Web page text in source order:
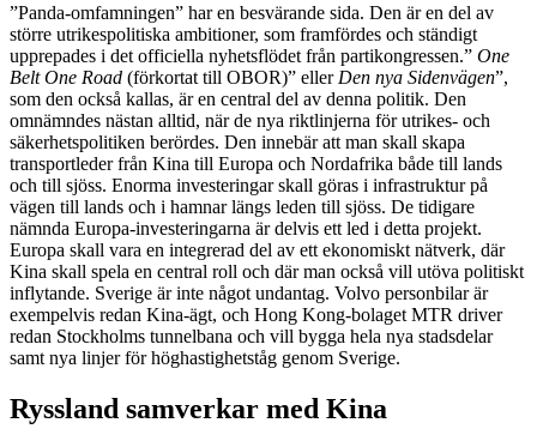
”Panda-omfamningen” har en besvärande sida. Den är en del av
större utrikespolitiska ambitioner, som framfördes och ständigt
upprepades i det officiella nyhetsflödet från partikongressen.” One
Belt One Road (förkortat till OBOR)” eller Den nya Sidenvägen”,
som den också kallas, är en central del av denna politik. Den
omnämndes nästan alltid, när de nya riktlinjerna för utrikes- och
säkerhetspolitiken berördes. Den innebär att man skall skapa
transportleder från Kina till Europa och Nordafrika både till lands
och till sjöss. Enorma investeringar skall göras i infrastruktur på
vägen till lands och i hamnar längs leden till sjöss. De tidigare
nämnda Europa-investeringarna är delvis ett led i detta projekt.
Europa skall vara en integrerad del av ett ekonomiskt nätverk, där
Kina skall spela en central roll och där man också vill utöva politiskt
inflytande. Sverige är inte något undantag. Volvo personbilar är
exempelvis redan Kina-ägt, och Hong Kong-bolaget MTR driver
redan Stockholms tunnelbana och vill bygga hela nya stadsdelar
samt nya linjer för höghastighetståg genom Sverige.
Ryssland samverkar med Kina